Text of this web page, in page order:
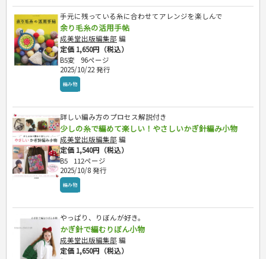
調理師
スキル・キャリアアップ
危険物取扱者
消防設備士
登録販売者
その他資格試験
手元に残っている糸に合わせてアレンジを楽しんで
余り毛糸の活用手帖
成美堂出版編集部 編
定価 1,650円（税込）
B5変
96ページ
2025/10/22 発行
編み物
詳しい編み方のプロセス解説付き
少しの糸で編めて楽しい！やさしいかぎ針編み小物
成美堂出版編集部 編
定価 1,540円（税込）
B5
112ページ
2025/10/8 発行
編み物
やっぱり、りぼんが好き。
かぎ針で編むりぼん小物
成美堂出版編集部 編
定価 1,650円（税込）